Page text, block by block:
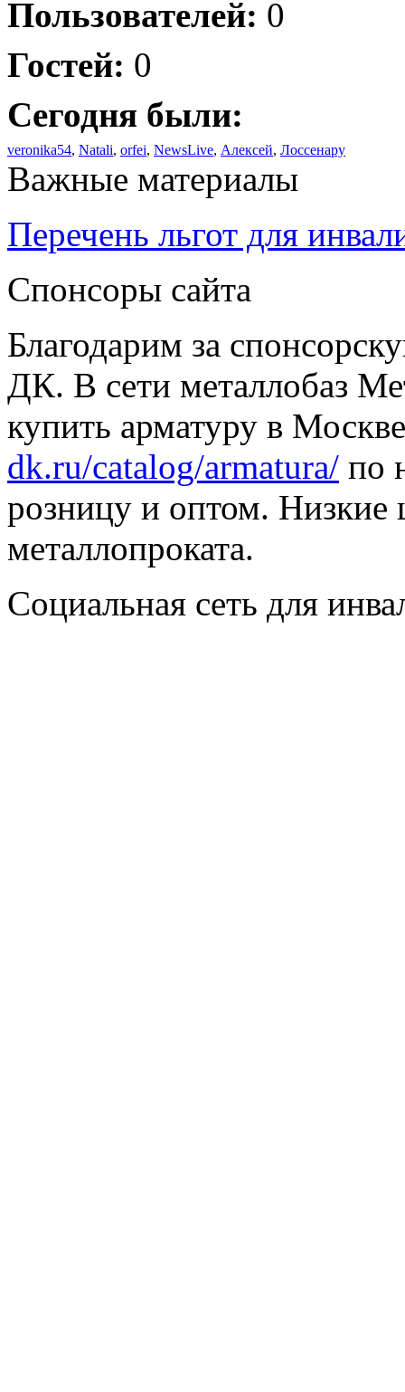
Пользователей: 0
Гостей: 0
Сегодня были:
veronika54, Natali, orfei, NewsLive, Алексей, Лоссенару
Важные материалы
Перечень льгот для
Спонсоры сайта
Благодарим за
ДК. В сети металлобаз
купить арматуру в
dk.ru/catalog/armatura/ по
розницу и оптом. Низкие
металлопроката.
Социальная сеть для